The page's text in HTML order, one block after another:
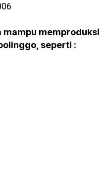
mampu memproduksi
seperti :